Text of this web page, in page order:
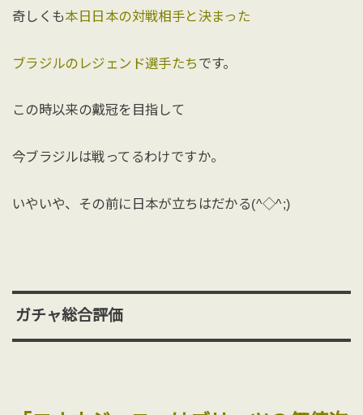
奇しくも本日日本の対戦相手と決まった
ブラジルのレジェンド選手たち です。
この時以来の戴冠を目指して
今ブラジルは戦ってるわけですか。
いやいや、その前に日本が立ちはだかる(^◇^;)
ガチャ総合評価